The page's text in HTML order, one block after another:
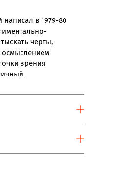
в 1979-80
черты,
осмыслением
зрения